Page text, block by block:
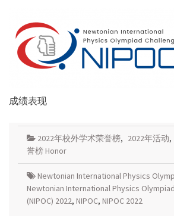
成绩表现
2022年校外学术荣誉榜, 2022年活动,
誉榜 Honor
Newtonian International Physics
Newtonian International Physics
(NIPOC) 2022, NIPOC, NIPOC 2022